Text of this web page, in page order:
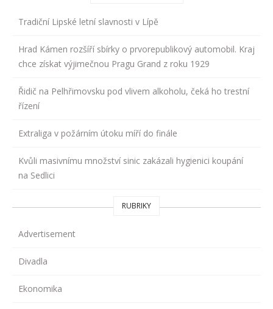
Tradiční Lipské letní slavnosti v Lípě
Hrad Kámen rozšíří sbírky o prvorepublikový automobil. Kraj
chce získat výjimečnou Pragu Grand z roku 1929
Řidič na Pelhřimovsku pod vlivem alkoholu, čeká ho trestní
řízení
Extraliga v požárním útoku míří do finále
Kvůli masivnímu množství sinic zakázali hygienici koupání
na Sedlici
RUBRIKY
Advertisement
Divadla
Ekonomika